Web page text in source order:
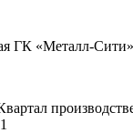
ГК «Металл-Сити»